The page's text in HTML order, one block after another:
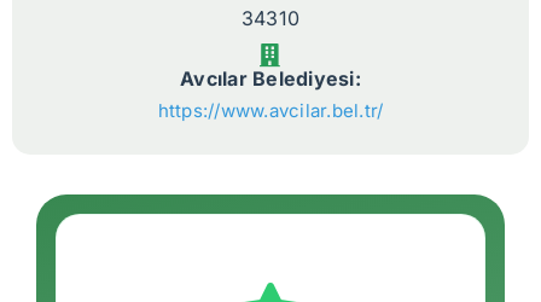
34310
Avcılar Belediyesi:
https://www.avcilar.bel.tr/